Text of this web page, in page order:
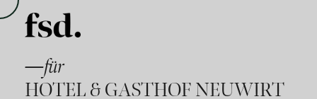
—für
HOTEL & GASTHOF NEUWIRT